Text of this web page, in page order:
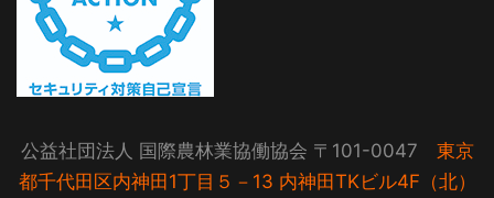
公益社団法人 国際農林業協働協会 〒101-0047 東京
都千代田区内神田1丁目５－13 内神田TKビル4F（北）